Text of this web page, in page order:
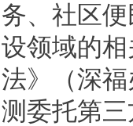
务、社区
设领域的
法》（深
测委托第